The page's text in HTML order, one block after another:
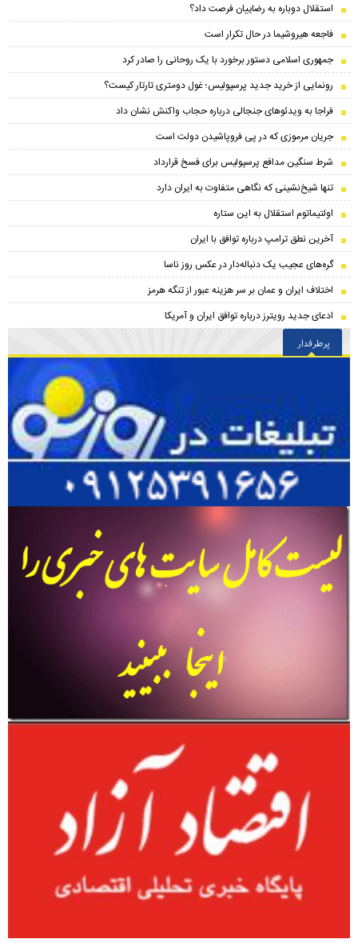
استقلال دوباره به رضاییان فرصت داد؟
فاجعه هیروشیما در حال تکرار است
جمهوری اسلامی دستور برخورد با یک روحانی را صادر کرد
رونمایی از خرید جدید پرسپولیس؛ غول دومتری تارتار کیست؟
فراجا به ویدئوهای جنجالی درباره حجاب واکنش نشان داد
جریان مرموزی که در پی فروپاشیدن دولت است
شرط سنگین مدافع پرسپولیس برای فسخ قرارداد
تنها شیخ‌نشینی که نگاهی متفاوت به ایران دارد
اولتیماتوم استقلال به این ستاره
آخرین نطق ترامپ درباره توافق با ایران
گره‌های عجیب یک دنباله‌دار در عکس روز ناسا
اختلاف ایران و عمان بر سر هزینه عبور از تنگه هرمز
ادعای جدید رویترز درباره توافق ایران و آمریکا
پرطرفدار